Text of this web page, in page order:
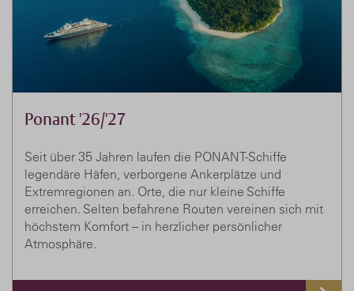
Ponant '26/'27
Seit über 35 Jahren laufen die PONANT-Schiffe
legendäre Häfen, verborgene Ankerplätze und
Extremregionen an. Orte, die nur kleine Schiffe
erreichen. Selten befahrene Routen vereinen sich mit
höchstem Komfort – in herzlicher persönlicher
Atmosphäre.